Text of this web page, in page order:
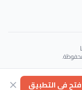
فتح في التطبيق